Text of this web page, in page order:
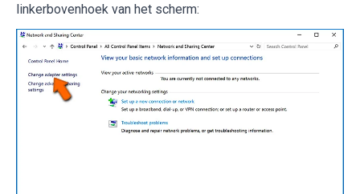
linkerbovenhoek van het scherm: